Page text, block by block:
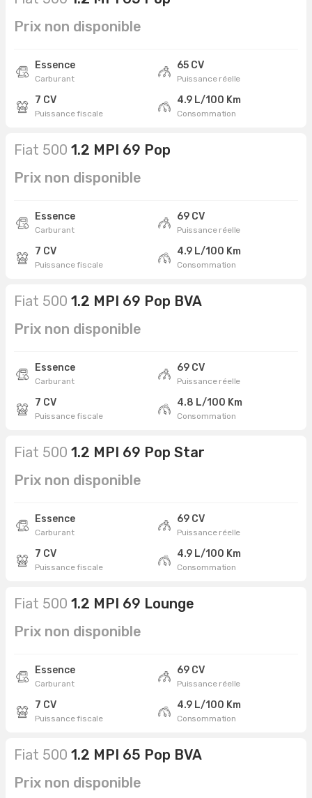
Prix non disponible
Essence
Carburant
65 CV
Puissance réelle
7 CV
Puissance fiscale
4.9 L/100 Km
Consommation
Fiat 500 1.2 MPI 69 Pop
Prix non disponible
Essence
Carburant
69 CV
Puissance réelle
7 CV
Puissance fiscale
4.9 L/100 Km
Consommation
Fiat 500 1.2 MPI 69 Pop BVA
Prix non disponible
Essence
Carburant
69 CV
Puissance réelle
7 CV
Puissance fiscale
4.8 L/100 Km
Consommation
Fiat 500 1.2 MPI 69 Pop Star
Prix non disponible
Essence
Carburant
69 CV
Puissance réelle
7 CV
Puissance fiscale
4.9 L/100 Km
Consommation
Fiat 500 1.2 MPI 69 Lounge
Prix non disponible
Essence
Carburant
69 CV
Puissance réelle
7 CV
Puissance fiscale
4.9 L/100 Km
Consommation
Fiat 500 1.2 MPI 65 Pop BVA
Prix non disponible